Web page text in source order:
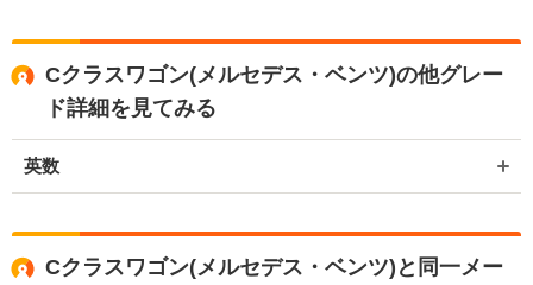
Cクラスワゴン(メルセデス・ベンツ)の他グレー
ド詳細を見てみる
英数
Cクラスワゴン(メルセデス・ベンツ)と同一メー